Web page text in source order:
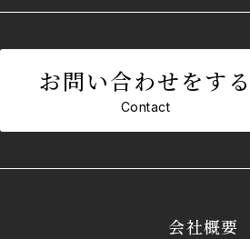
お問い合わせをする
Contact
会社概要